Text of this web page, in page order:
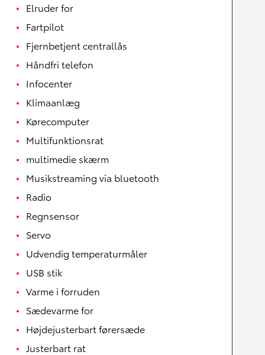
Elruder for
Fartpilot
Fjernbetjent centrallås
Håndfri telefon
Infocenter
Klimaanlæg
Kørecomputer
Multifunktionsrat
multimedie skærm
Musikstreaming via bluetooth
Radio
Regnsensor
Servo
Udvendig temperaturmåler
USB stik
Varme i forruden
Sædevarme for
Højdejusterbart førersæde
Justerbart rat